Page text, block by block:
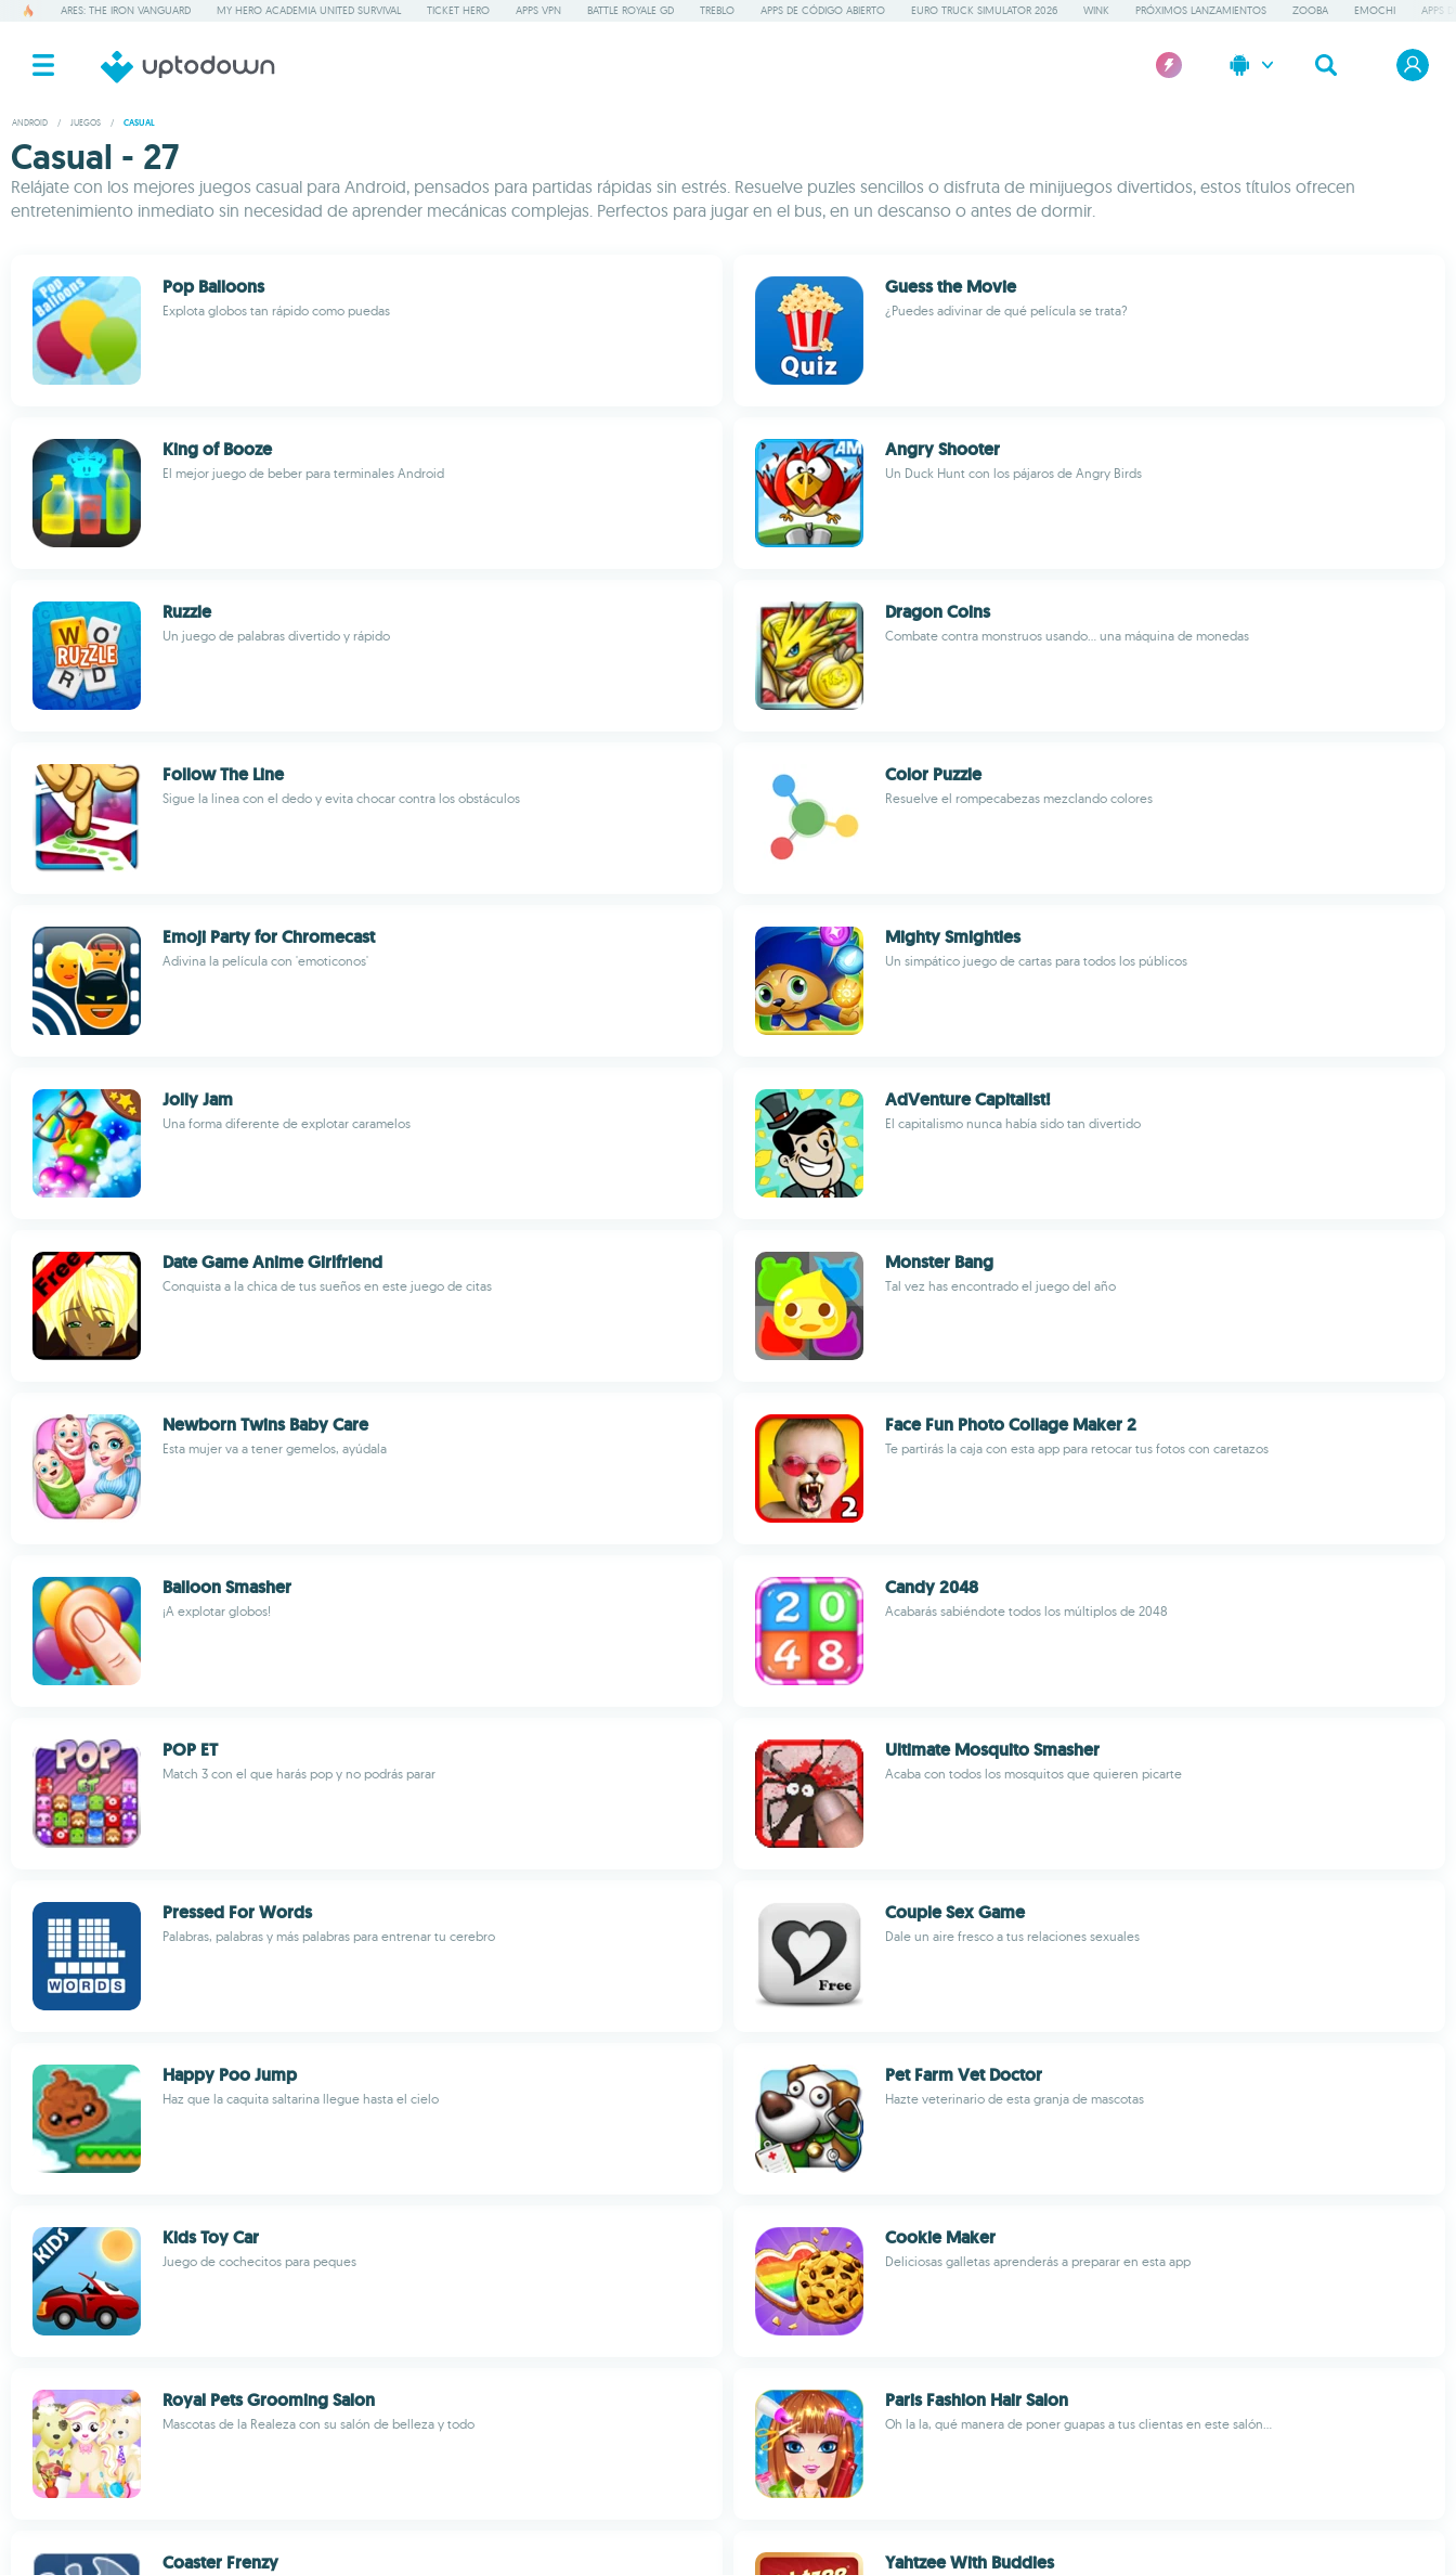
ARES: THE IRON VANGUARD MY HERO ACADEMIA UNITED SURVIVAL TICKET HERO APPS VPN BATTLE ROYALE GD TREBLO APPS DE CÓDIGO ABIERTO EURO TRUCK SIMULATOR 2026 WINK PRÓXIMOS LANZAMIENTOS ZOOBA EMOCHI APPS
ANDROID / JUEGOS / CASUAL
Casual - 27
Relájate con los mejores juegos casual para Android, pensados para partidas rápidas sin estrés. Resuelve puzles sencillos o disfruta de minijuegos divertidos, estos títulos ofrecen
entretenimiento inmediato sin necesidad de aprender mecánicas complejas. Perfectos para jugar en el bus, en un descanso o antes de dormir.
Pop Balloons
Explota globos tan rápido como puedas
Guess the Movie
¿Puedes adivinar de qué película se trata?
King of Booze
El mejor juego de beber para terminales Android
Angry Shooter
Un Duck Hunt con los pájaros de Angry Birds
Ruzzle
Un juego de palabras divertido y rápido
Dragon Coins
Combate contra monstruos usando... una máquina de monedas
Follow The Line
Sigue la linea con el dedo y evita chocar contra los obstáculos
Color Puzzle
Resuelve el rompecabezas mezclando colores
Emoji Party for Chromecast
Adivina la película con 'emoticonos'
Mighty Smighties
Un simpático juego de cartas para todos los públicos
Jolly Jam
Una forma diferente de explotar caramelos
AdVenture Capitalist!
El capitalismo nunca había sido tan divertido
Date Game Anime Girlfriend
Conquista a la chica de tus sueños en este juego de citas
Monster Bang
Tal vez has encontrado el juego del año
Newborn Twins Baby Care
Esta mujer va a tener gemelos, ayúdala
Face Fun Photo Collage Maker 2
Te partirás la caja con esta app para retocar tus fotos con caretazos
Balloon Smasher
¡A explotar globos!
Candy 2048
Acabarás sabiéndote todos los múltiplos de 2048
POP ET
Match 3 con el que harás pop y no podrás parar
Ultimate Mosquito Smasher
Acaba con todos los mosquitos que quieren picarte
Pressed For Words
Palabras, palabras y más palabras para entrenar tu cerebro
Couple Sex Game
Dale un aire fresco a tus relaciones sexuales
Happy Poo Jump
Haz que la caquita saltarina llegue hasta el cielo
Pet Farm Vet Doctor
Hazte veterinario de esta granja de mascotas
Kids Toy Car
Juego de cochecitos para peques
Cookie Maker
Deliciosas galletas aprenderás a preparar en esta app
Royal Pets Grooming Salon
Mascotas de la Realeza con su salón de belleza y todo
Paris Fashion Hair Salon
Oh la la, qué manera de poner guapas a tus clientas en este salón...
Coaster Frenzy Yahtzee With Buddies